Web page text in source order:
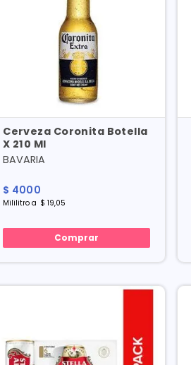
Cerveza Coronita Botella
X 210 Ml
BAVARIA
$ 4000
Mililitro a $ 19,05
Comprar